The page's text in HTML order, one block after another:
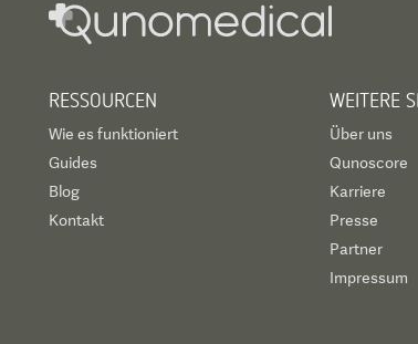
RESSOURCEN
Wie es funktioniert
Guides
Blog
Kontakt
WEITERE
Über uns
Qunoscore
Karriere
Presse
Partner
Impressum